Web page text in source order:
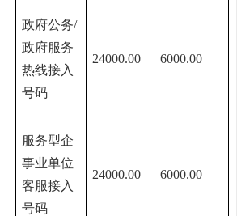
政府公务/
政府服务
热线接入
号码
24000.00 6000.00
服务型企
事业单位
客服接入
号码
24000.00 6000.00